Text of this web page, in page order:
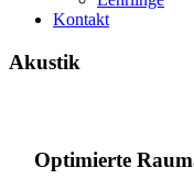
Kontakt
Akustik
Optimierte